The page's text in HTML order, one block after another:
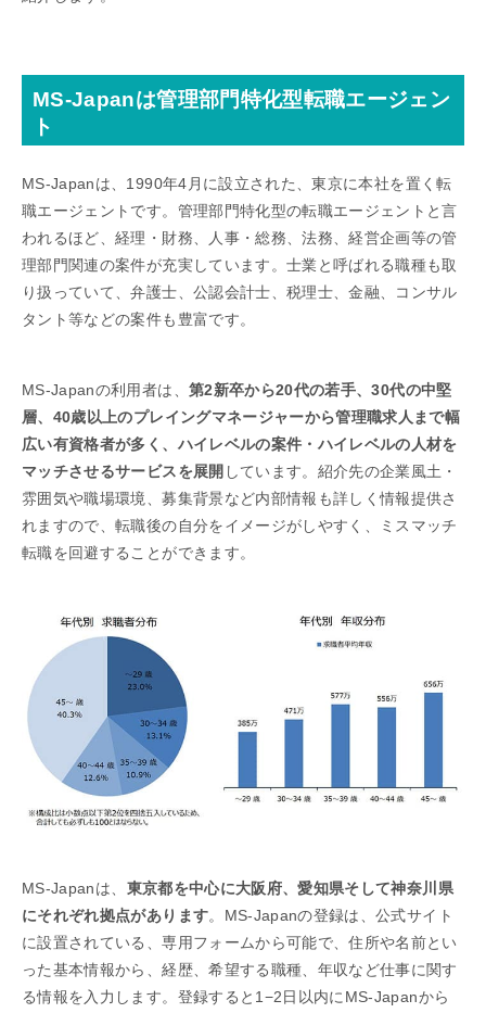
MS-Japanは管理部門特化型転職エージェン
ト
MS-Japanは、1990年4月に設立された、東京に本社を置く転
職エージェントです。管理部門特化型の転職エージェントと言
われるほど、経理・財務、人事・総務、法務、経営企画等の管
理部門関連の案件が充実しています。士業と呼ばれる職種も取
り扱っていて、弁護士、公認会計士、税理士、金融、コンサル
タント等などの案件も豊富です。
MS-Japanの利用者は、 第2新卒から20代の若手、30代の中堅
層、40歳以上のプレイングマネージャーから管理職求人まで幅
広い有資格者が多く、ハイレベルの案件・ハイレベルの人材を
マッチさせるサービスを展開 しています。紹介先の企業風土・
雰囲気や職場環境、募集背景など内部情報も詳しく情報提供さ
れますので、転職後の自分をイメージがしやすく、ミスマッチ
転職を回避することができます。
MS-Japanは、 東京都を中心に大阪府、愛知県そして神奈川県
にそれぞれ拠点があります。MS-Japanの登録は、公式サイト
に設置されている、専用フォームから可能で、住所や名前とい
った基本情報から、経歴、希望する職種、年収など仕事に関す
る情報を入力します。登録すると1−2日以内にMS-Japanから